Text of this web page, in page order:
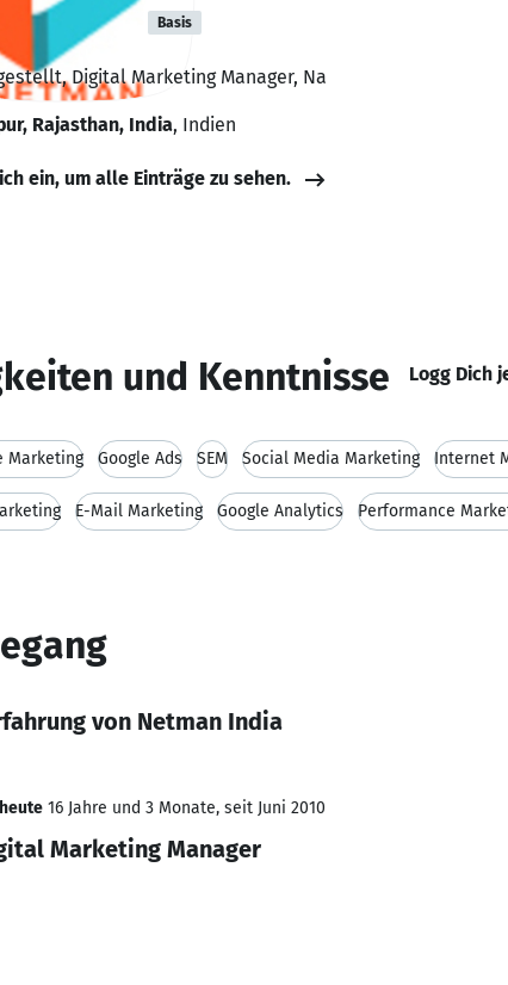
India Basis
Digital Marketing Manager, Na
Rajasthan, India, Indien
ein, um alle Einträge zu sehen.
und Kenntnisse Logg Dich
Marketing Google Ads SEM Social Media Marketing Internet
E-Mail Marketing Google Analytics Performance
von Netman India
16 Jahre und 3 Monate, seit Juni 2010
Marketing Manager